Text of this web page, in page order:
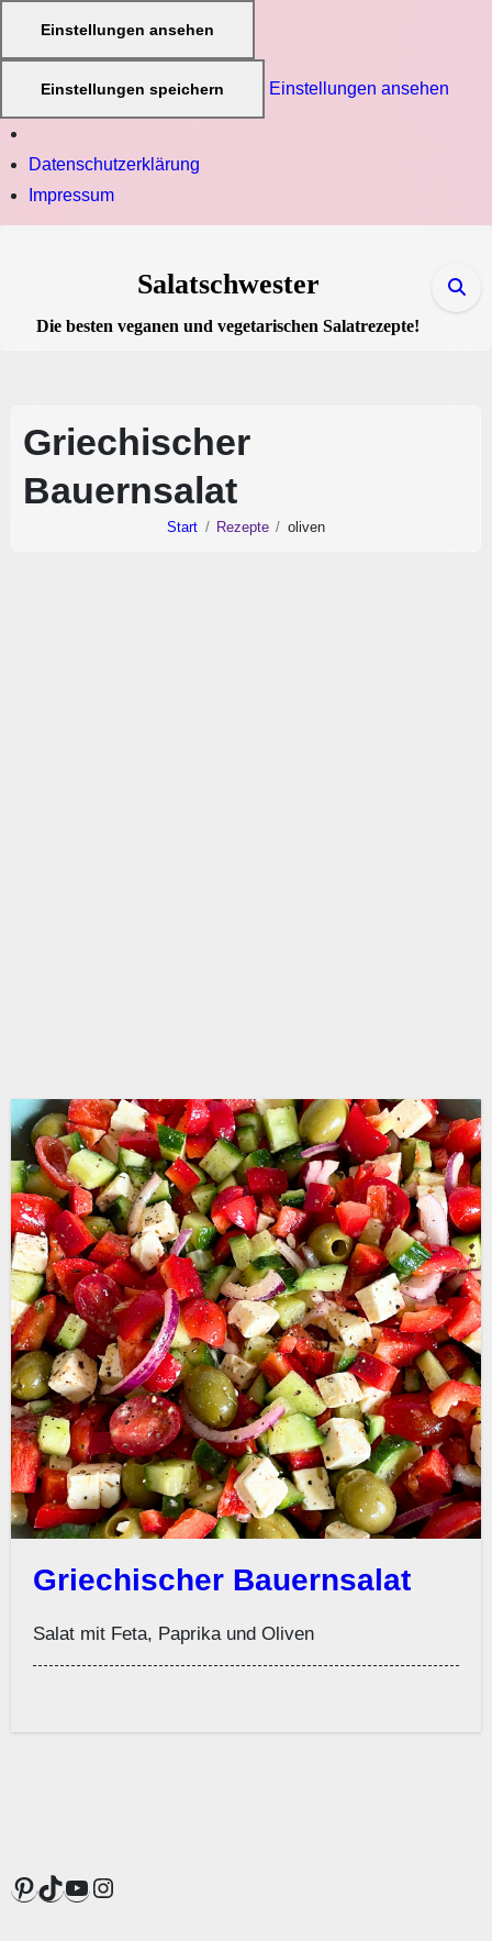
Einstellungen ansehen
Einstellungen speichern Einstellungen ansehen
Datenschutzerklärung
Impressum
Salatschwester
Die besten veganen und vegetarischen Salatrezepte!
Griechischer
Bauernsalat
Start Rezepte oliven
Griechischer Bauernsalat
Salat mit Feta, Paprika und Oliven
Pinterest
TikTok
YouTube
Instagram